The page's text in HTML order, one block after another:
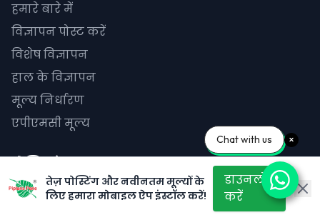
हमारे बारे में
विज्ञापन पोस्ट करें
विशेष विज्ञापन
हाल के विज्ञापन
मूल्य निर्धारण
एपीएमसी मूल्य
भैंस
तेज़ पोस्टिंग और नवीनतम मूल्यों के
लिए हमारा मोबाइल ऐप इंस्टॉल करें!
डाउनलोड
करें
Chat with us